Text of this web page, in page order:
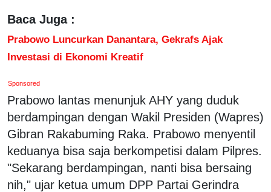
Baca Juga :
Prabowo Luncurkan Danantara, Gekrafs Ajak
Investasi di Ekonomi Kreatif
Sponsored
Prabowo lantas menunjuk AHY yang duduk
berdampingan dengan Wakil Presiden (Wapres)
Gibran Rakabuming Raka. Prabowo menyentil
keduanya bisa saja berkompetisi dalam Pilpres.
"Sekarang berdampingan, nanti bisa bersaing
nih," ujar ketua umum DPP Partai Gerindra